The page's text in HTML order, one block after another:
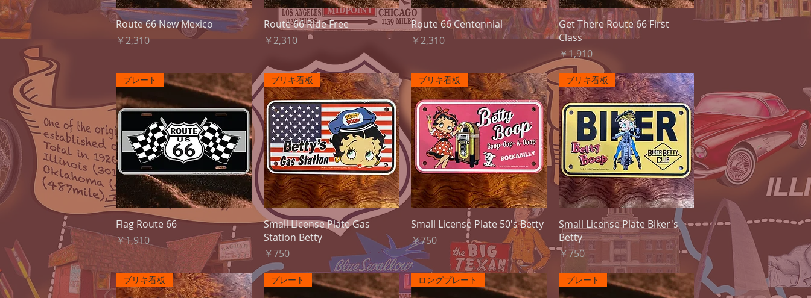
クイックビュー
Route 66 New Mexico
価格
￥2,310
クイックビュー
Route 66 Ride Free
価格
￥2,310
クイックビュー
Route 66 Centennial
価格
￥2,310
クイックビュー
Get There Route 66 First
Class
価格
￥1,910
クイックビュー
プレート
Flag Route 66
価格
￥1,910
クイックビュー
ブリキ看板
Small License Plate Gas
Station Betty
価格
￥750
クイックビュー
ブリキ看板
Small License Plate 50's Betty
価格
￥750
クイックビュー
ブリキ看板
Small License Plate Biker's
Betty
価格
￥750
ブリキ看板 プレート ロングプレート プレート